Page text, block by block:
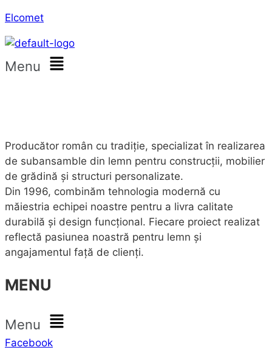
Elcomet
Menu
Producător român cu tradiție, specializat în realizarea
de subansamble din lemn pentru construcții, mobilier
de grădină și structuri personalizate.
Din 1996, combinăm tehnologia modernă cu
măiestria echipei noastre pentru a livra calitate
durabilă și design funcțional. Fiecare proiect realizat
reflectă pasiunea noastră pentru lemn și
angajamentul față de clienți.
MENU
Menu
Facebook